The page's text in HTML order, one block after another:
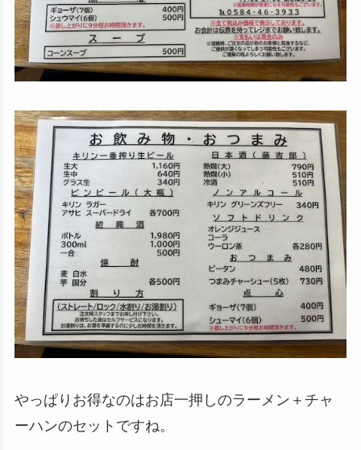
やっぱりお得なのはお店一押しのラーメン＋チャ
ーハンのセットですね。